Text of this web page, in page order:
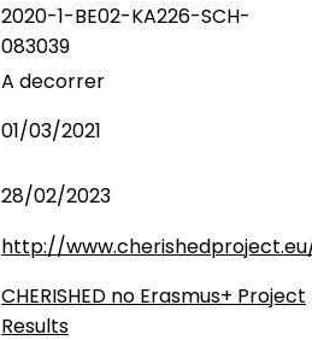
2020-1-BE02-KA226-SCH-
083039
A decorrer
01/03/2021
28/02/2023
http://
CHERISHED no Erasmus+ Project
Results